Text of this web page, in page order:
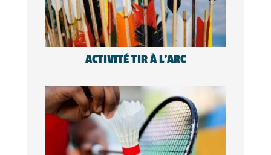
ACTIVITÉ TIR À L’ARC